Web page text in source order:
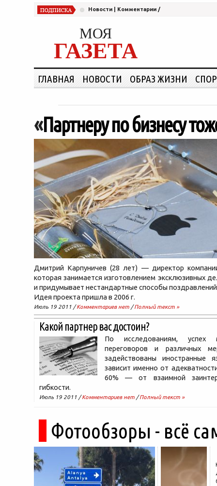
Новости Комментарии /
МОЯ
ГАЗЕТА
ГЛАВНАЯ НОВОСТИ ОБРАЗ ЖИЗНИ
«Партнеру по бизнесу
Дмитрий Карпуничев (28 лет) — директор
которая занимается изготовлением эксклюзивных
и придумывает нестандартные способы
Идея проекта пришла в 2006 г.
Июль 19 2011 /Комментариев нет /Полный текст »
Какой партнер вас достоин?
По исследованиям, успех
переговоров и различных
задействованы иностранные
зависит именно от
60% — от взаимной
гибкости.
Июль 19 2011 /Комментариев нет /Полный текст »
Фотообзоры - всё